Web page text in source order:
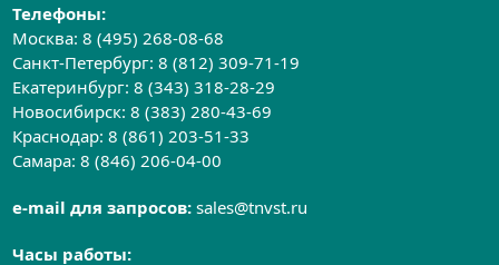
Телефоны:
Москва:8 (495) 268-08-68
Санкт-Петербург:8 (812) 309-71-19
Екатеринбург:8 (343) 318-28-29
Новосибирск:8 (383) 280-43-69
Краснодар:8 (861) 203-51-33
Самара:8 (846) 206-04-00
e-mail для запросов:sales@tnvst.ru
Часы работы: